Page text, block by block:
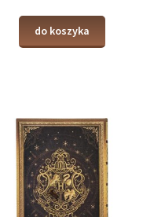
do koszyka